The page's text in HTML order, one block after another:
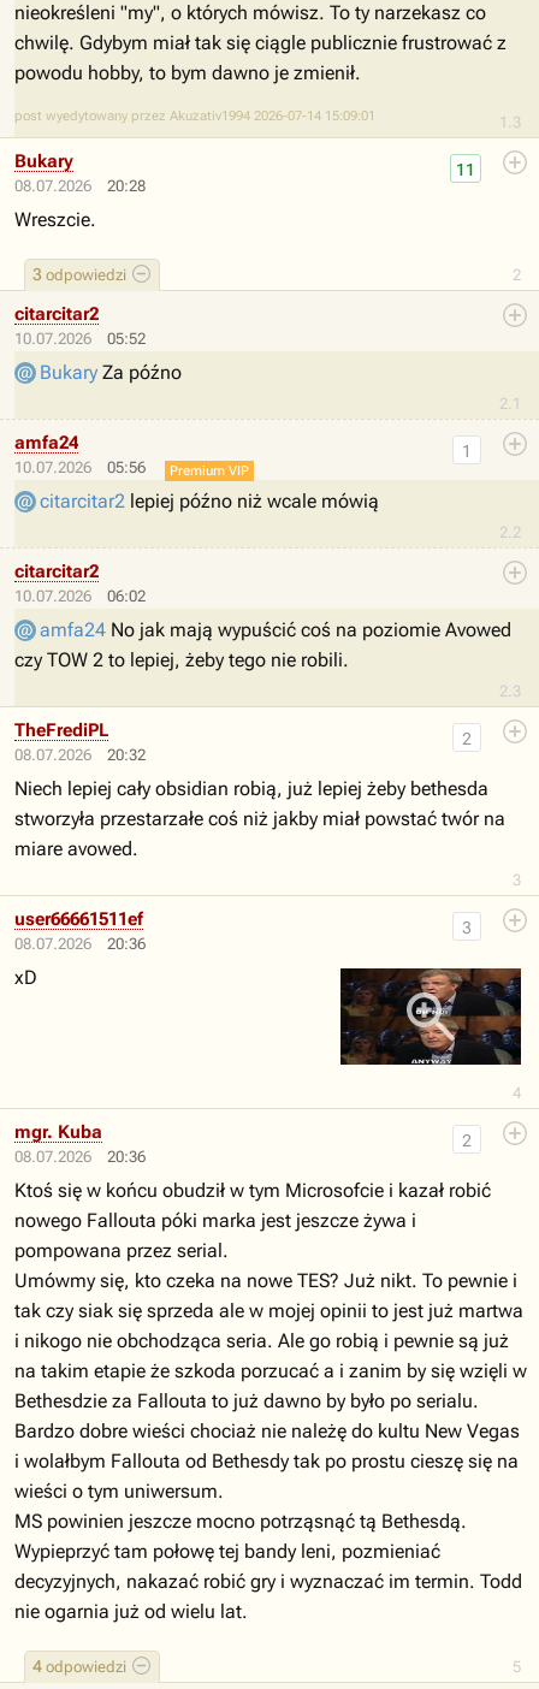
1.3
nieokreśleni "my", o których mówisz. To ty narzekasz co
chwilę. Gdybym miał tak się ciągle publicznie frustrować z
powodu hobby, to bym dawno je zmienił.
post wyedytowany przez Akuzativ1994 2026-07-14 15:09:01
08.07.2026 20:28
2
11
3 odpowiedzi
Bukary
Wreszcie.
10.07.2026 05:52
2.1
citarcitar2
Bukary Za późno
10.07.2026 05:56
2.2
1
amfa24
Premium VIP
citarcitar2 lepiej późno niż wcale mówią
10.07.2026 06:02
2.3
citarcitar2
amfa24 No jak mają wypuścić coś na poziomie Avowed
czy TOW 2 to lepiej, żeby tego nie robili.
08.07.2026 20:32
3
2
TheFrediPL
Niech lepiej cały obsidian robią, już lepiej żeby bethesda
stworzyła przestarzałe coś niż jakby miał powstać twór na
miare avowed.
08.07.2026 20:36
4
3
user66661511ef
xD
08.07.2026 20:36
5
2
4 odpowiedzi
mgr. Kuba
Ktoś się w końcu obudził w tym Microsofcie i kazał robić
nowego Fallouta póki marka jest jeszcze żywa i
pompowana przez serial.
Umówmy się, kto czeka na nowe TES? Już nikt. To pewnie i
tak czy siak się sprzeda ale w mojej opinii to jest już martwa
i nikogo nie obchodząca seria. Ale go robią i pewnie są już
na takim etapie że szkoda porzucać a i zanim by się wzięli w
Bethesdzie za Fallouta to już dawno by było po serialu.
Bardzo dobre wieści chociaż nie należę do kultu New Vegas
i wolałbym Fallouta od Bethesdy tak po prostu cieszę się na
wieści o tym uniwersum.
MS powinien jeszcze mocno potrząsnąć tą Bethesdą.
Wypieprzyć tam połowę tej bandy leni, pozmieniać
decyzyjnych, nakazać robić gry i wyznaczać im termin. Todd
nie ogarnia już od wielu lat.